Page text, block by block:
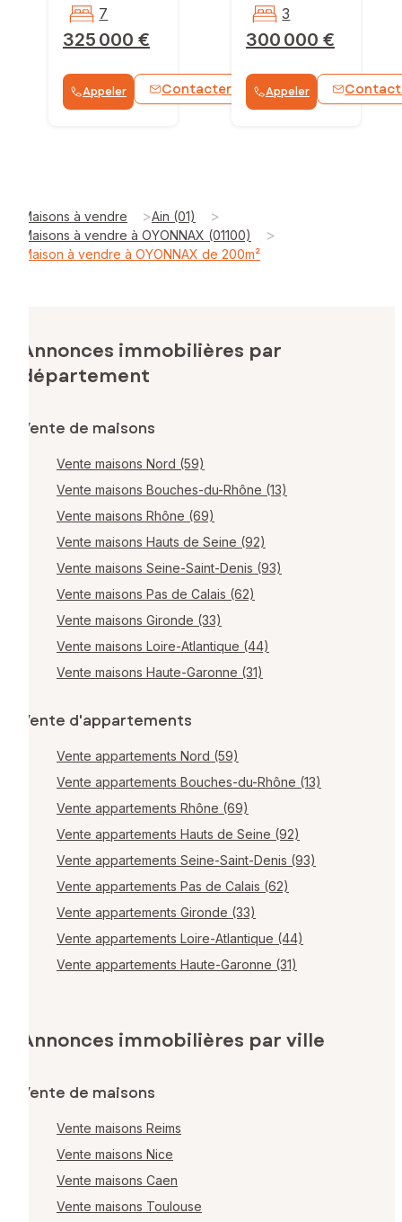
325 000 €
7
Appeler Contacter WhatsApp
300 000 €
3
Appeler
Maisons à vendre >Ain (01) >
Maisons à vendre à OYONNAX (01100) >
Maison à vendre à OYONNAX de 200m²
Annonces immobilières par
département
Vente de maisons
Vente maisons Nord (59)
Vente maisons Bouches-du-Rhône (13)
Vente maisons Rhône (69)
Vente maisons Hauts de Seine (92)
Vente maisons Seine-Saint-Denis (93)
Vente maisons Pas de Calais (62)
Vente maisons Gironde (33)
Vente maisons Loire-Atlantique (44)
Vente maisons Haute-Garonne (31)
Vente d'appartements
Vente appartements Nord (59)
Vente appartements Bouches-du-Rhône (13)
Vente appartements Rhône (69)
Vente appartements Hauts de Seine (92)
Vente appartements Seine-Saint-Denis (93)
Vente appartements Pas de Calais (62)
Vente appartements Gironde (33)
Vente appartements Loire-Atlantique (44)
Vente appartements Haute-Garonne (31)
Annonces immobilières par ville
Vente de maisons
Vente maisons Reims
Vente maisons Nice
Vente maisons Caen
Vente maisons Toulouse